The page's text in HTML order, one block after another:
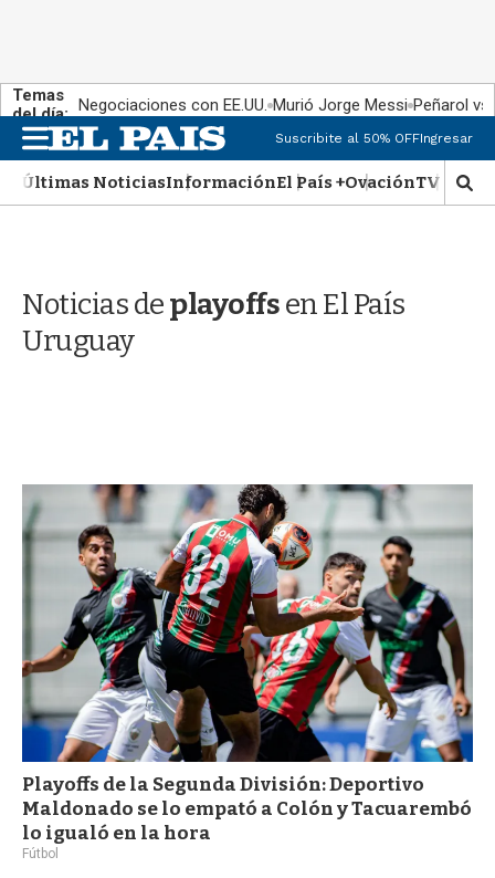
Temas
del día: Negociaciones con EE.UU. Murió Jorge Messi Peñarol
M
e
n
u
Suscribite al 50% OFFIngresar
Últimas NoticiasInformaciónEl País +OvaciónTV Show
M
o
d
Noticias deplayoffsen El País
Uruguay
Playoffs de la Segunda División: Deportivo
Maldonado se lo empató a Colón y Tacuarembó
lo igualó en la hora
Fútbol